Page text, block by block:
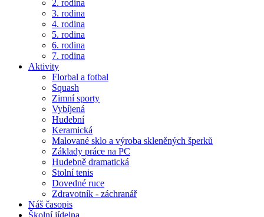
2. rodina
3. rodina
4. rodina
5. rodina
6. rodina
7. rodina
Aktivity
Florbal a fotbal
Squash
Zimní sporty
Vybíjená
Hudební
Keramická
Malované sklo a výroba skleněných šperků
Základy práce na PC
Hudebně dramatická
Stolní tenis
Dovedné ruce
Zdravotník - záchranář
Náš časopis
Školní jídelna